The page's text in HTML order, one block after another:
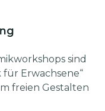
sind
Erwachsene“
freien Gestalten